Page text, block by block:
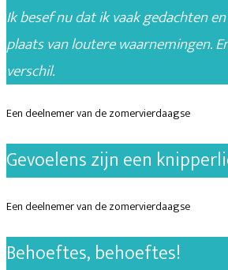
Ik besef nu dat ik vaak gedachten
plaats van loutere waarnemingen.
verschil.
Een deelnemer van de zomervierdaagse
Gevoelens zijn een
Een deelnemer van de zomervierdaagse
Behoeftes, behoeftes!